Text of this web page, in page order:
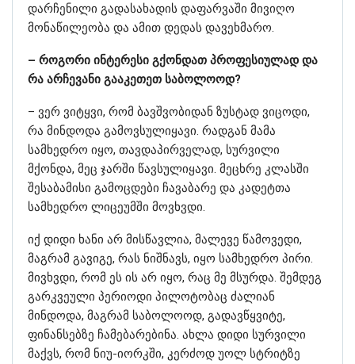
დარჩენილი გადასახადის დაფარვაში მივიღო
მონაწილეობა და ამით დედას დავეხმარო.
– როგორი ინტერესი გქონდათ პროფესიულად და
რა არჩევანი გააკეთეთ საბოლოოდ?
– ვერ ვიტყვი, რომ ბავშვობიდან ზუსტად ვიცოდი,
რა მინდოდა გამოვსულიყავი. რადგან მამა
სამხედრო იყო, თავდაპირველად, სურვილი
მქონდა, მეც ჯარში წავსულიყავი. მეცხრე კლასში
შესაბამისი გამოცდები ჩავაბარე და კადეტთა
სამხედრო ლიცეუმში მოვხვდი.
იქ დიდი ხანი არ მისწავლია, მალევე წამოვედი,
მაგრამ გავიგე, რას ნიშნავს, იყო სამხედრო პირი.
მივხვდი, რომ ეს ის არ იყო, რაც მე მსურდა. შემდეგ
გარკვეული პერიოდი პილოტობაც ძალიან
მინდოდა, მაგრამ საბოლოოდ, გადავწყვიტე,
ფინანსებზე ჩამებარებინა. ახლა დიდი სურვილი
მაქვს, რომ ნიუ-იორკში, კერძოდ უოლ სტრიტზე